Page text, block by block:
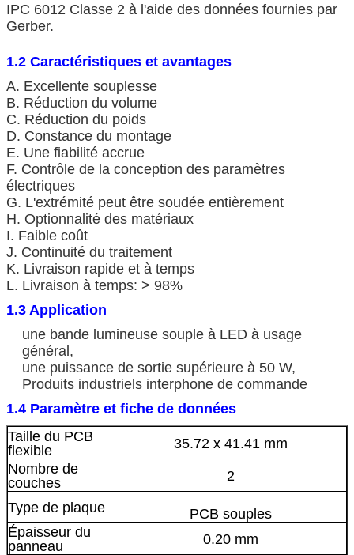
IPC 6012 Classe 2 à l'aide des données fournies par
Gerber.
1.2 Caractéristiques et avantages
A. Excellente souplesse
B. Réduction du volume
C. Réduction du poids
D. Constance du montage
E. Une fiabilité accrue
F. Contrôle de la conception des paramètres
électriques
G. L'extrémité peut être soudée entièrement
H. Optionnalité des matériaux
I. Faible coût
J. Continuité du traitement
K. Livraison rapide et à temps
L. Livraison à temps: > 98%
1.3 Application
une bande lumineuse souple à LED à usage
général,
une puissance de sortie supérieure à 50 W,
Produits industriels interphone de commande
1.4 Paramètre et fiche de données
Taille du PCB
flexible
35.72 x 41.41 mm
Nombre de
couches
2
Type de plaque
PCB souples
Épaisseur du
panneau
0.20 mm